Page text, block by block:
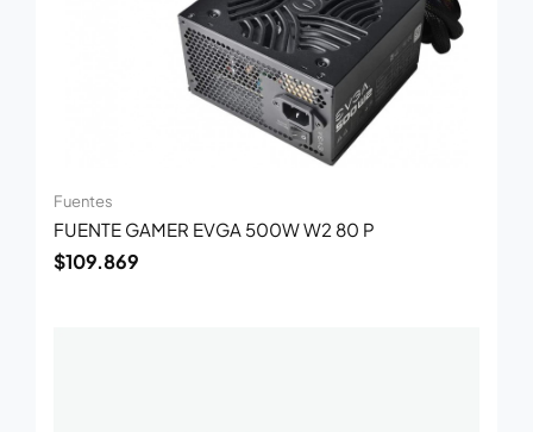
Fuentes
FUENTE GAMER EVGA 500W W2 80 P
$109.869